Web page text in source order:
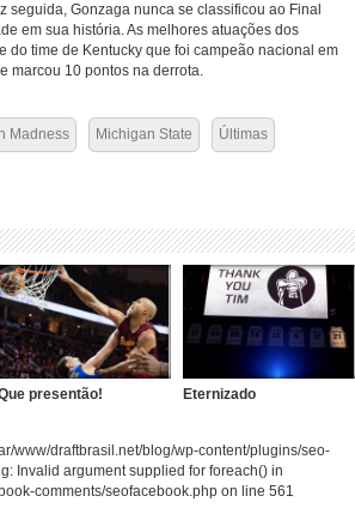
seguida, Gonzaga nunca se classificou ao Final
em sua história. As melhores atuações dos
do time de Kentucky que foi campeão nacional em
marcou 10 pontos na derrota.
Madness Michigan State Últimas
presentão! Eternizado
www/draftbrasil.net/blog/wp-content/plugins/seo-
Invalid argument supplied for foreach() in
comments/seofacebook.php on line 561